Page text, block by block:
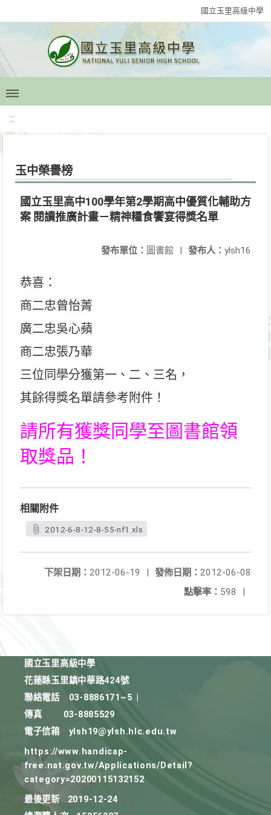
國立玉里高級中學
:::
玉中榮譽榜
國立玉里高中100學年第2學期高中優質化輔助方
案 閱讀推廣計畫－精神糧食饗宴得獎名單
發布人： ylsh16
發布單位： 圖書館 |
恭喜：
商二忠曾怡菁
廣二忠吳心蘋
商二忠張乃華
三位同學分獲第一、二、三名，
其餘得獎名單請參考附件！
請所有獲獎同學至圖書館領
取獎品！
相關附件
2012-6-8-12-8-55-nf1.xls
發佈日期： 2012-06-08
下架日期： 2012-06-19
|
點擊率： 598 |
國立玉里高級中學
花蓮縣玉里鎮中華路424號
聯絡電話
03-8886171~5
傳真
03-8885529
電子信箱
ylsh19@ylsh.hlc.edu.tw
https://www.handicap-
free.nat.gov.tw/Applications/Detail?
category=20200115132152
最後更新
2019-12-24